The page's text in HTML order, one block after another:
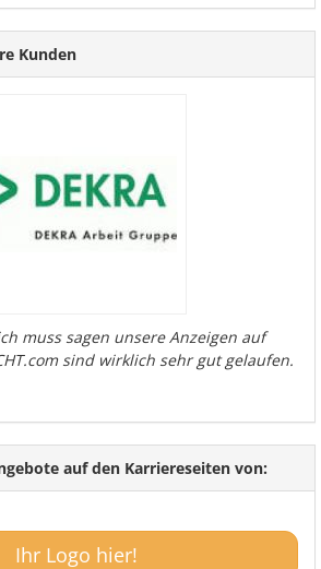
Kunden
muss sagen unsere Anzeigen auf
sind wirklich sehr gut gelaufen.
auf den Karriereseiten von:
Ihr Logo hier!